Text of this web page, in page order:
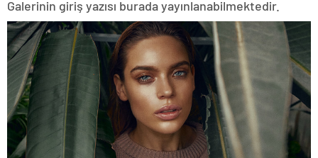
Galerinin giriş yazısı burada yayınlanabilmektedir.